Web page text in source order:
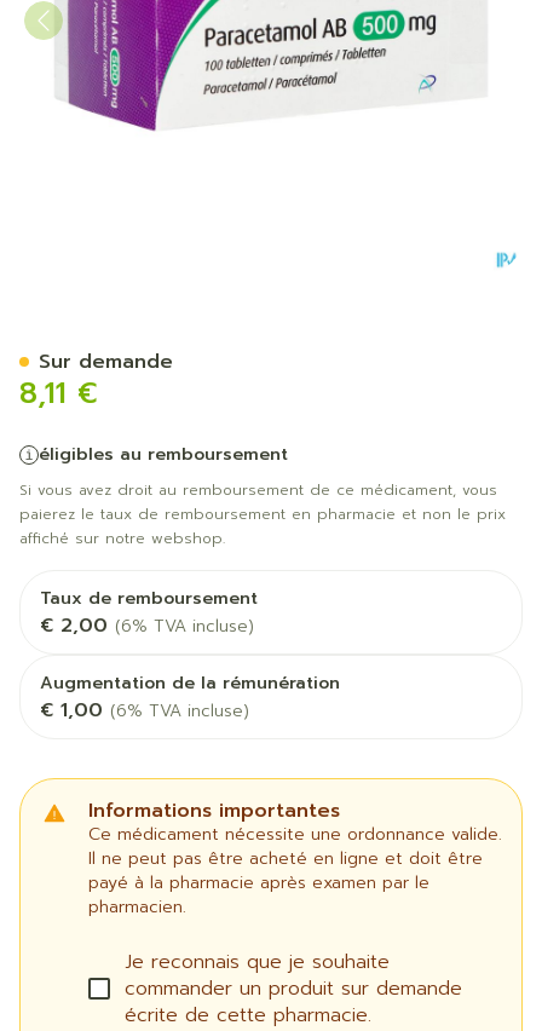
8,11 €
éligibles au remboursement
Si vous avez droit au remboursement de ce médicament, vous
paierez le taux de remboursement en pharmacie et non le prix
affiché sur notre webshop.
Taux de remboursement
€ 2,00 (6% TVA incluse)
Augmentation de la rémunération
€ 1,00 (6% TVA incluse)
Informations importantes
Ce médicament nécessite une ordonnance valide.
Il ne peut pas être acheté en ligne et doit être
payé à la pharmacie après examen par le
pharmacien.
Je reconnais que je souhaite
commander un produit sur demande
écrite de cette pharmacie.
Sur demande